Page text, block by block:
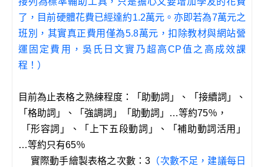
了，目前硬體花費已經達約1.2萬元。亦即若為7萬元之
班別，其實真正費用僅為5.8萬元，扣除教材與網站營
運固定費用，吳氏日文實乃超高CP值之高成效課
程！）
目前為止表格之熟練程度：「助動詞」、「接續詞」、
「格助詞」、「強調詞」「助動詞」…等約75％，
「形容詞」、「上下五段動詞」、「補助動詞活用」
…等約只有65％
實際動手繪製表格之次數：3 （次數不足，建議每日